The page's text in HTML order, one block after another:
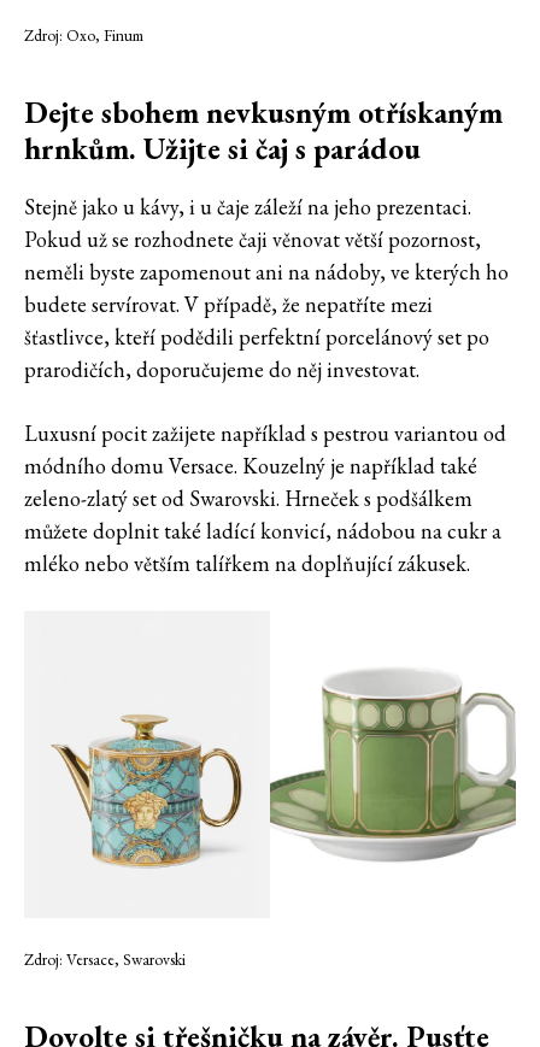
Zdroj: Oxo, Finum
Dejte sbohem nevkusným otřískaným
hrnkům. Užijte si čaj s parádou
Stejně jako u kávy, i u čaje záleží na jeho prezentaci.
Pokud už se rozhodnete čaji věnovat větší pozornost,
neměli byste zapomenout ani na nádoby, ve kterých ho
budete servírovat. V případě, že nepatříte mezi
šťastlivce, kteří podědili perfektní porcelánový set po
prarodičích, doporučujeme do něj investovat.
Luxusní pocit zažijete například s pestrou variantou od
módního domu Versace. Kouzelný je například také
zeleno-zlatý set od Swarovski. Hrneček s podšálkem
můžete doplnit také ladící konvicí, nádobou na cukr a
mléko nebo větším talířkem na doplňující zákusek.
Zdroj: Versace, Swarovski
Dovolte si třešničku na závěr. Pusťte